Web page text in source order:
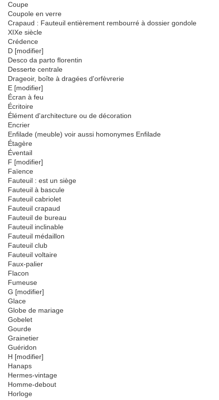
Coupe
Coupole en verre
Crapaud : Fauteuil entièrement rembourré à dossier gondole
XIXe siècle
Crédence
D [modifier]
Desco da parto florentin
Desserte centrale
Drageoir, boîte à dragées d'orfèvrerie
E [modifier]
Écran à feu
Écritoire
Élément d'architecture ou de décoration
Encrier
Enfilade (meuble) voir aussi homonymes Enfilade
Étagère
Éventail
F [modifier]
Faïence
Fauteuil : est un siège
Fauteuil à bascule
Fauteuil cabriolet
Fauteuil crapaud
Fauteuil de bureau
Fauteuil inclinable
Fauteuil médaillon
Fauteuil club
Fauteuil voltaire
Faux-palier
Flacon
Fumeuse
G [modifier]
Glace
Globe de mariage
Gobelet
Gourde
Grainetier
Guéridon
H [modifier]
Hanaps
Hermes-vintage
Homme-debout
Horloge